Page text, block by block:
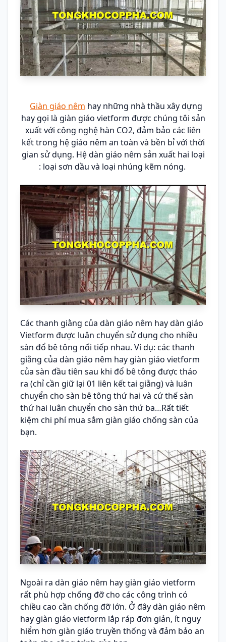
Giàn giáo nêm hay những nhà thầu xây dựng
hay gọi là giàn giáo vietform được chúng tôi sản
xuất với công nghệ hàn CO2, đảm bảo các liên
kết trong hệ giáo nêm an toàn và bền bỉ với thời
gian sử dụng. Hệ dàn giáo nêm sản xuất hai loại
: loại sơn dầu và loại nhúng kẽm nóng.
Các thanh giằng của dàn giáo nêm hay dàn giáo
Vietform được luân chuyển sử dụng cho nhiều
sàn đổ bê tông nối tiếp nhau. Ví dụ: các thanh
giằng của dàn giáo nêm hay giàn giáo vietform
của sàn đầu tiên sau khi đổ bê tông được tháo
ra (chỉ cần giữ lại 01 liên kết tai giằng) và luân
chuyển cho sàn bê tông thứ hai và cứ thế sàn
thứ hai luân chuyển cho sàn thứ ba…Rất tiết
kiệm chi phí mua sắm giàn giáo chống sàn của
bạn.
Ngoài ra dàn giáo nêm hay giàn giáo vietform
rất phù hợp chống đỡ cho các công trình có
chiều cao cần chống đỡ lớn. Ở đây dàn giáo nêm
hay giàn giáo vietform lắp ráp đơn giản, ít nguy
hiểm hơn giàn giáo truyền thống và đảm bảo an